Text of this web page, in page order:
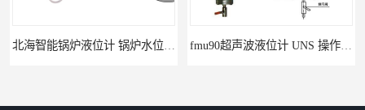
北海智能锅炉液位计 锅炉水位计厂商 自动适应自动校准 fmu90超声波液位计 UNS 操作简单